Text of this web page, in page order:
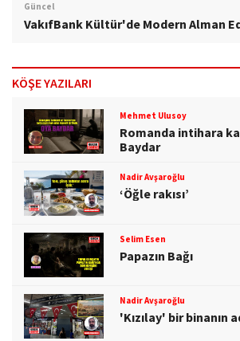
Güncel
VakıfBank Kültür'de Modern Alman
KÖŞE YAZILARI
Mehmet Ulusoy
Romanda intihara
Baydar
Nadir Avşaroğlu
‘Öğle rakısı’
Selim Esen
Papazın Bağı
Nadir Avşaroğlu
'Kızılay' bir binanın